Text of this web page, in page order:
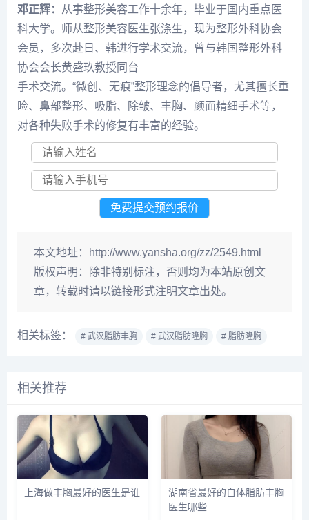
邓正辉：
从事整形美容工作十余年，毕业于国内重点医
科大学。师从整形美容医生张涤生，现为整形外科协会
会员，多次赴日、韩进行学术交流，曾与韩国整形外科
协会会长黄盛玖教授同台
手术交流。“微创、无痕”整形理念的倡导者，尤其擅长重
睑、鼻部整形、吸脂、除皱、丰胸、颜面精细手术等，
对各种失败手术的修复有丰富的经验。
本文地址：
http://www.yansha.org/zz/2549.html
版权声明：
除非特别标注，否则均为本站原创文
章，转载时请以链接形式注明文章出处。
相关标签： # 武汉脂肪丰胸 # 武汉脂肪隆胸 # 脂肪隆胸
相关推荐
上海做丰胸最好的医生是谁
湖南省最好的自体脂肪丰胸
医生哪些